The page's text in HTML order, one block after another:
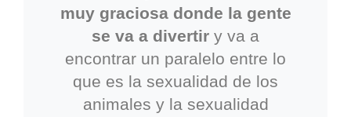
muy graciosa donde la gente
se va a divertir y va a
encontrar un paralelo entre lo
que es la sexualidad de los
animales y la sexualidad